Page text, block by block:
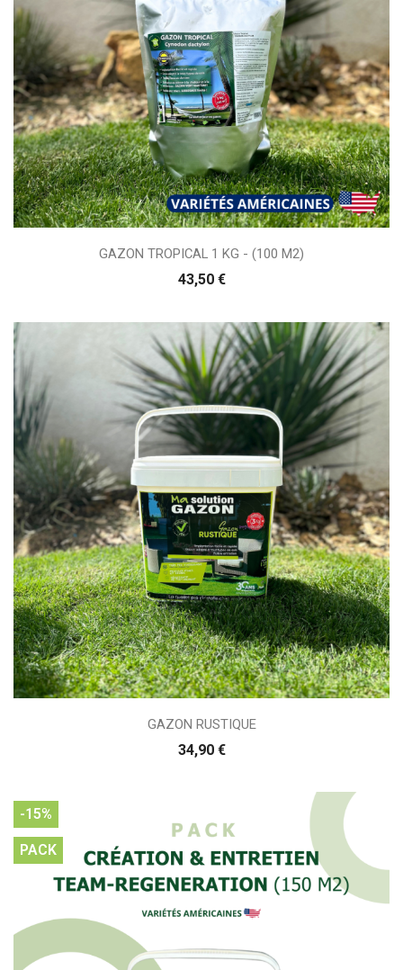
GAZON TROPICAL 1 KG - (100 M2)
43,50 €
GAZON RUSTIQUE
34,90 €
-15%
PACK